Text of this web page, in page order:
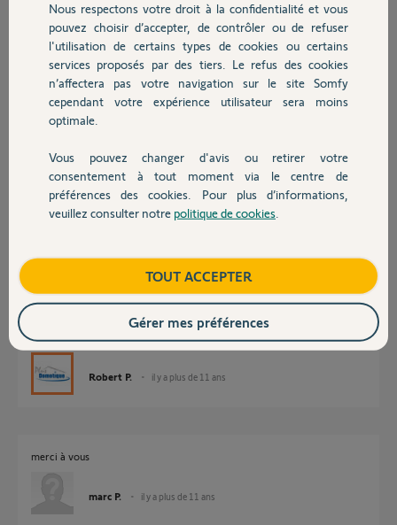
Chauffage
Autres produits
Devis avec un pro
Contact
portée ? vu que j'ai un triplex avec une entrée au niveau 1 et 3.
merci d'avance
marc P.
il y a plus de 11 ans
Participer au fil de discussion
Réponses
Bonjour,
Vous mélangez des choses...
une recherche.
Ces alarmes peuvent être intégrées dans Tahoma.
Tahoma peut gérer des éclairages Hue et quelques récepteurs Zwave
Robert P. il y a plus de 11 ans
merci à vous
marc P. il y a plus de 11 ans
Nous respectons votre droit à la confidentialité et vous
pouvez choisir d’accepter, de contrôler ou de refuser
l'utilisation de certains types de cookies ou certains
services proposés par des tiers. Le refus des cookies
n’affectera pas votre navigation sur le site Somfy
cependant votre expérience utilisateur sera moins
optimale.
Vous pouvez changer d'avis ou retirer votre
consentement à tout moment via le centre de
préférences des cookies. Pour plus d’informations,
veuillez consulter notre politique de cookies
TOUT ACCEPTER
Gérer mes préférences